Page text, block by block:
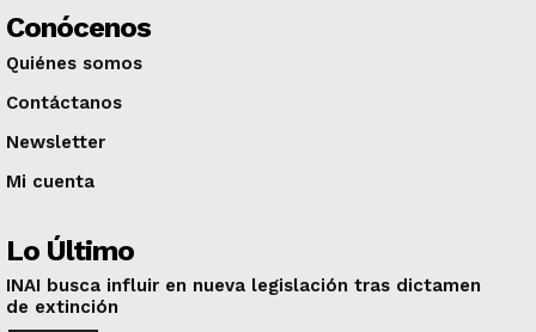
Conócenos
Quiénes somos
Contáctanos
Newsletter
Mi cuenta
Lo Último
INAI busca influir en nueva legislación tras dictamen
de extinción